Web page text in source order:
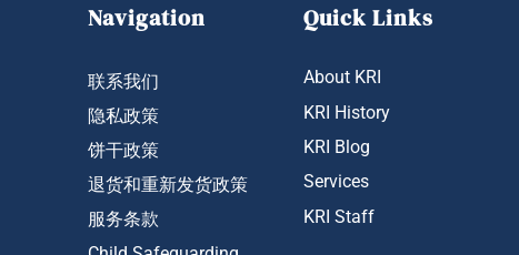
Navigation
联系我们
隐私政策
饼干政策
退货和重新发货政策
服务条款
Quick Links
About KRI
KRI History
KRI Blog
Services
KRI Staff